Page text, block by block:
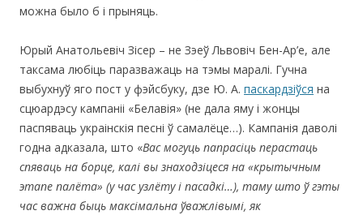
можна было б і прыняць.
Юрый Анатольевіч Зісер – не Зэеў Львовіч Бен-Ар’е, але
таксама любіць паразважаць на тэмы маралі. Гучна
выбухнуў яго пост у фэйсбуку, дзе Ю. А. паскардзіўся на
сцюардэсу кампаніі «Белавія» (не дала яму і жонцы
паспяваць украінскія песні ў самалёце…). Кампанія даволі
годна адказала, што «Вас могуць папрасіць перастаць
спяваць на борце, калі вы знаходзіцеся на «крытычным
этапе палёта» (у час узлёту і пасадкі…), таму што ў гэты
час важна быць максімальна ўважлівымі, як